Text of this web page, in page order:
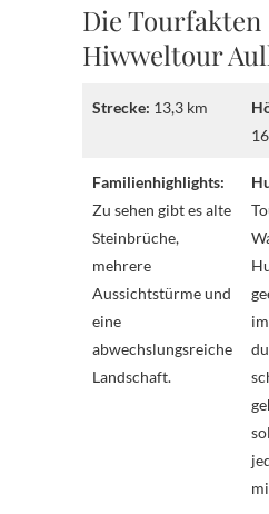
Die Tourfakten
Hiwweltour
Strecke: 13,3 km
Familienhighlights:
Zu sehen gibt es alte
Steinbrüche,
mehrere
Aussichtstürme und
eine
abwechslungsreiche
Landschaft.